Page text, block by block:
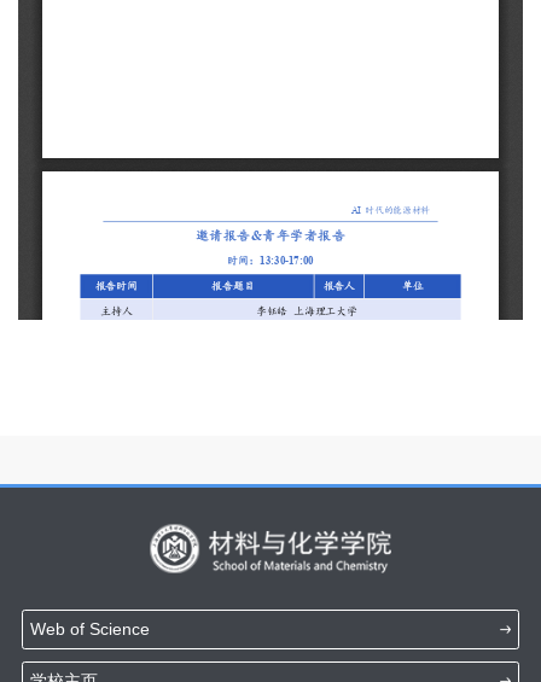
Web of Science